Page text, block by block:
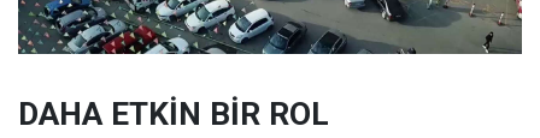
DAHA ETKİN BİR ROL